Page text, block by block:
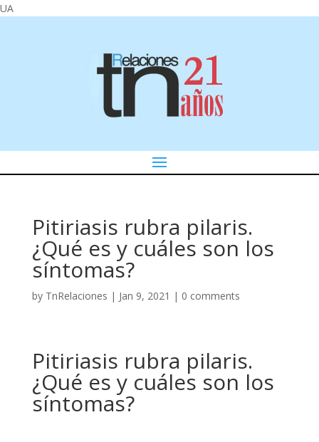
UA
Pitiriasis rubra pilaris.
¿Qué es y cuáles son los
síntomas?
by TnRelaciones | Jan 9, 2021 | 0 comments
Pitiriasis rubra pilaris.
¿Qué es y cuáles son los
síntomas?